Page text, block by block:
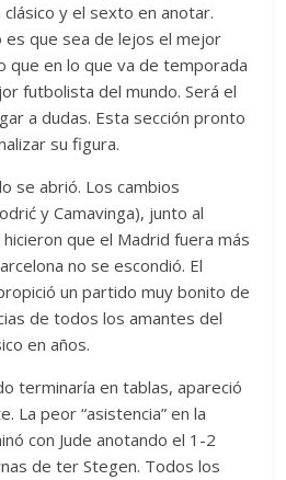
y el sexto en anotar.
es que sea de lejos el mejor
que en lo que va de temporada
futbolista del mundo. Será el
a dudas. Esta sección pronto
su figura.
se abrió. Los cambios
y Camavinga), junto al
que el Madrid fuera más
no se escondió. El
un partido muy bonito de
de todos los amantes del
en años.
terminaría en tablas, apareció
La peor “asistencia” en la
con Jude anotando el 1-2
de ter Stegen. Todos los